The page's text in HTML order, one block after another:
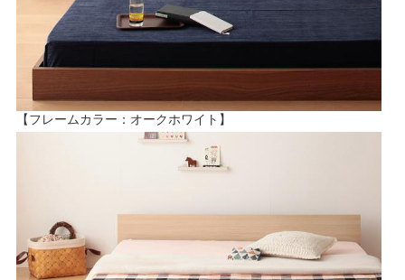
【フレームカラー：オークホワイト】